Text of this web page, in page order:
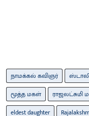
நாமக்கல் கவிஞர்
மூத்த மகள்
ராஜலட்சுமி
eldest daughter